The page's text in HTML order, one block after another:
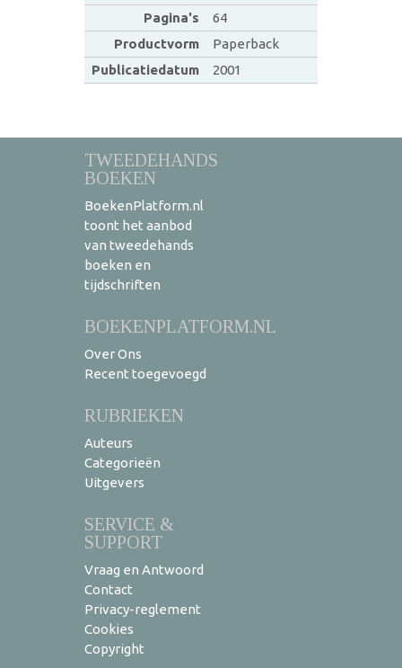
Pagina's
64
Productvorm
Paperback
Publicatiedatum
2001
TWEEDEHANDS
BOEKEN
BoekenPlatform.nl
toont het aanbod
van tweedehands
boeken en
tijdschriften
BOEKENPLATFORM.NL
Over Ons
Recent toegevoegd
RUBRIEKEN
Auteurs
Categorieën
Uitgevers
SERVICE &
SUPPORT
Vraag en Antwoord
Contact
Privacy-reglement
Cookies
Copyright